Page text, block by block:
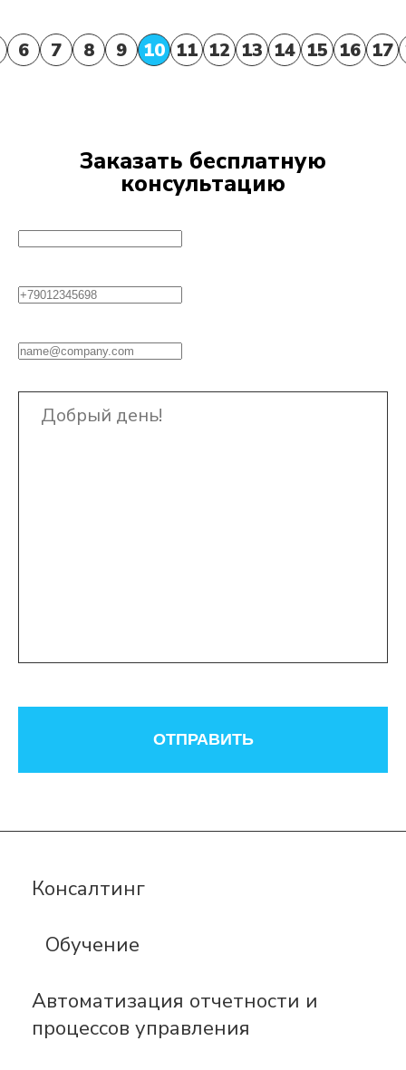
6 7 8 9 10 11 12 13 14 15 16 17
Заказать бесплатную
консультацию
ОТПРАВИТЬ
Консалтинг
Обучение
Автоматизация отчетности и
процессов управления